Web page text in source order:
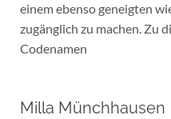
einem ebenso geneigten
zugänglich zu machen. Zu
Codenamen
Milla Münchhausen